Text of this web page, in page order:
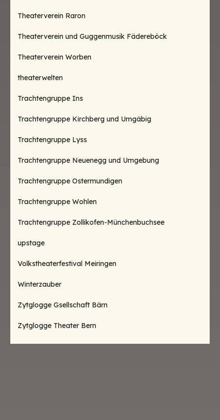
Theaterverein Raron
Theaterverein und Guggenmusik Fädereböck
Theaterverein Worben
theaterwelten
Trachtengruppe Ins
Trachtengruppe Kirchberg und Umgäbig
Trachtengruppe Lyss
Trachtengruppe Neuenegg und Umgebung
Trachtengruppe Ostermundigen
Trachtengruppe Wohlen
Trachtengruppe Zollikofen-Münchenbuchsee
upstage
Volkstheaterfestival Meiringen
Winterzauber
Zytglogge Gsellschaft Bärn
Zytglogge Theater Bern